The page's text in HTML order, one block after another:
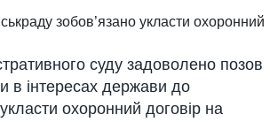
зобов’язано укласти охоронний
суду задоволено позов
в інтересах держави до
охоронний договір на